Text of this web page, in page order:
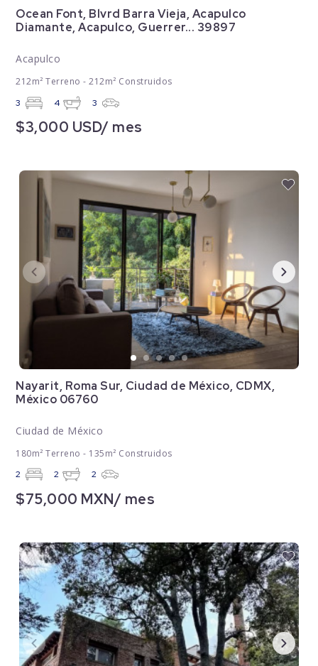
Ocean Font, Blvrd Barra Vieja, Acapulco
Diamante, Acapulco, Guerrer... 39897
Acapulco
212m² Terreno - 212m² Construidos
3 4 3
$3,000 USD/ mes
Nayarit, Roma Sur, Ciudad de México, CDMX,
México 06760
Ciudad de México
180m² Terreno - 135m² Construidos
2 2 2
$75,000 MXN/ mes